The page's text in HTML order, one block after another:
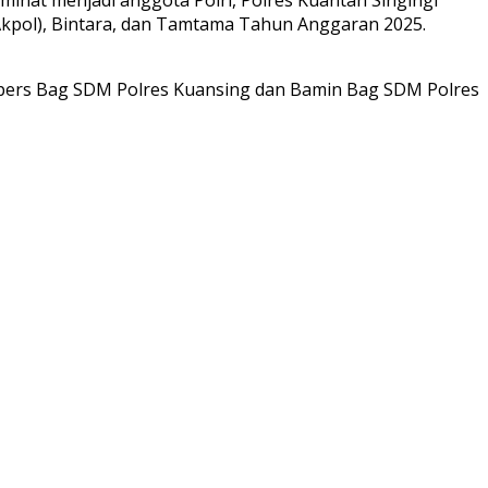
Bintara, dan Tamtama Tahun Anggaran 2025.
Bag SDM Polres Kuansing dan Bamin Bag SDM Polres